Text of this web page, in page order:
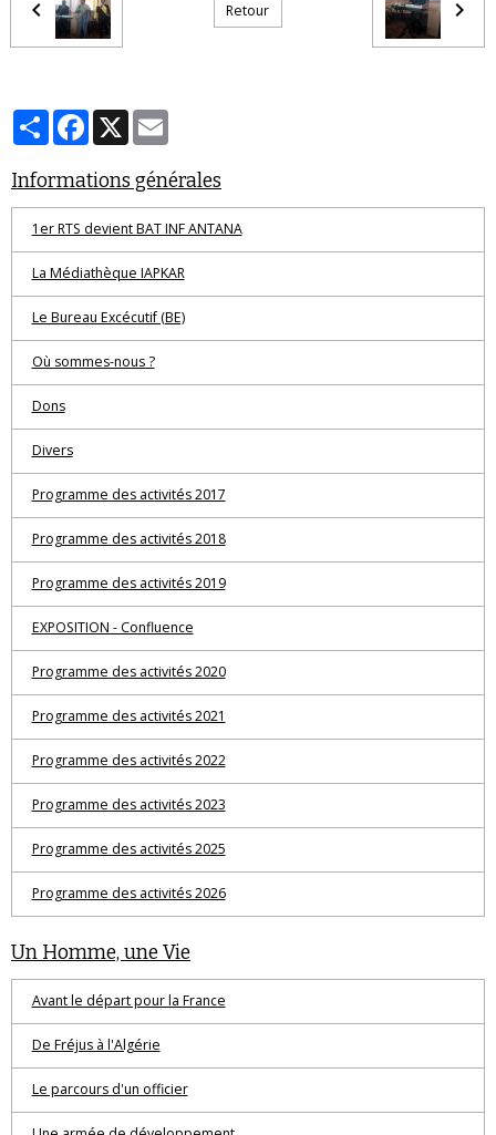
Retour
PartagerFacebook
X
Informations générales
1er RTS devient BAT INF ANTANA
La Médiathèque IAPKAR
Le Bureau Excécutif (BE)
Où sommes-nous ?
Dons
Divers
Programme des activités 2017
Programme des activités 2018
Programme des activités 2019
EXPOSITION - Confluence
Programme des activités 2020
Programme des activités 2021
Programme des activités 2022
Programme des activités 2023
Programme des activités 2025
Programme des activités 2026
Un Homme, une Vie
Avant le départ pour la France
De Fréjus à l'Algérie
Le parcours d'un officier